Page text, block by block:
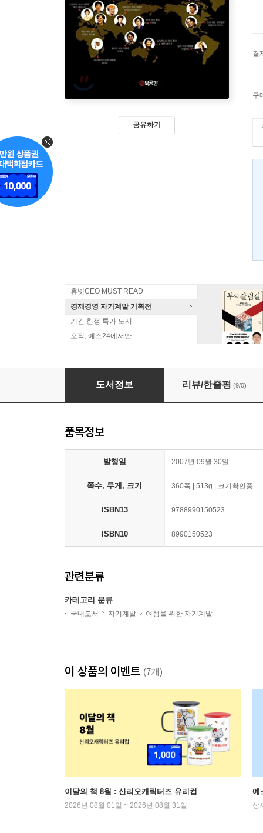
공유하기
결
구
휴넷CEO MUST READ
경제경영 자기계발 기획전
기간 한정 특가 도서
오직, 예스24에서만
세계 최고의 권력을 가진 여성들
도서정보 리뷰/한줄평 (9/0)
품목정보
발행일 2007년 09월 30일
쪽수, 무게, 크기 360쪽 | 513g | 크기확인중
ISBN13 9788990150523
ISBN10 8990150523
관련분류
카테고리 분류
국내도서 자기계발 여성을 위한 자기계발
이 상품의 이벤트 (7개)
이달의 책 8월 : 산리오캐릭터즈 유리컵
2026년 08월 01일 ~ 2026년 08월 31일
예
상